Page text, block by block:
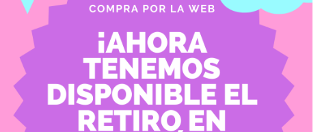
SLEEVES/TOPLOADERS PHOTOCARDS HOLDER/ KEYCHAINS
ITA BAGS ACCESORIOS PRODUCTOS A PEDIDO